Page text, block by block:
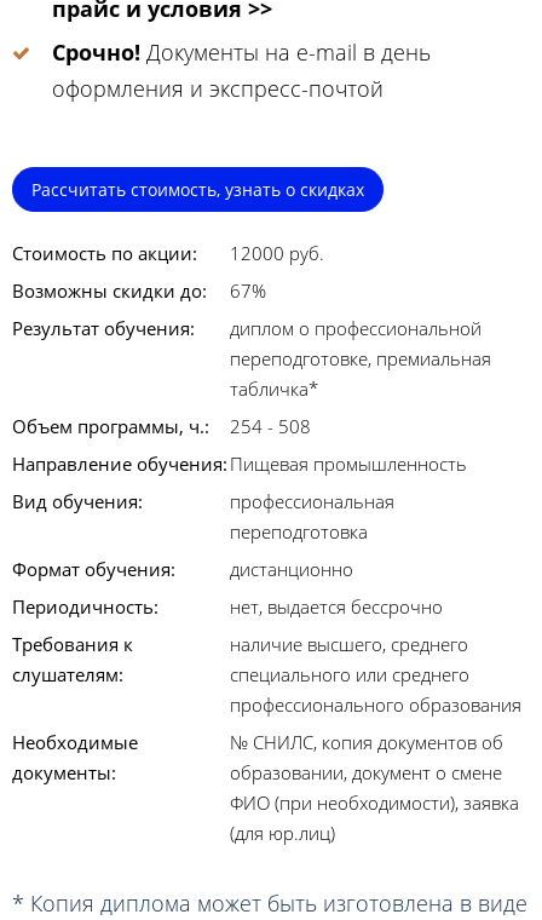
прайс и условия >>
Срочно! Документы на e-mail в день
оформления и экспресс-почтой
Рассчитать стоимость, узнать о скидках
Стоимость по акции:
12000 руб.
Возможны скидки до:
67%
Результат обучения:
диплом о профессиональной
переподготовке, премиальная
табличка*
Объем программы, ч.:
254 - 508
Направление обучения: Пищевая промышленность
Вид обучения:
профессиональная
переподготовка
Формат обучения:
дистанционно
Периодичность:
нет, выдается бессрочно
Требования к
слушателям:
наличие высшего, среднего
специального или среднего
профессионального образования
Необходимые
документы:
№ СНИЛС, копия документов об
образовании, документ о смене
ФИО (при необходимости), заявка
(для юр.лиц)
* Копия диплома может быть изготовлена в виде